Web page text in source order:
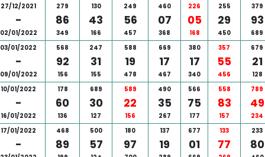
27/12/2021
-
02/01/2022
279
86
349
130
43
166
249
56
457
460
07
368
226
05
168
255
29
450
379
93
689
03/01/2022
-
09/01/2022
568
92
156
247
31
155
588
19
478
669
17
467
380
17
340
357
55
456
679
21
128
10/01/2022
-
16/01/2022
178
60
136
689
30
127
589
22
156
490
35
267
566
75
177
558
83
157
789
49
234
17/01/2022
-
468
89
500
57
180
97
137
19
677
01
133
77
233
80